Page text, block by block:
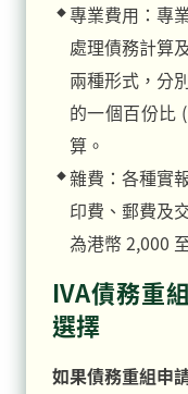
專業費用：專
處理債務計算
兩種形式，分
的一個百份比
算。
雜費：各種實
印費、郵費及
為港幣 2,000
IVA債務重
選擇
如果債務重組申